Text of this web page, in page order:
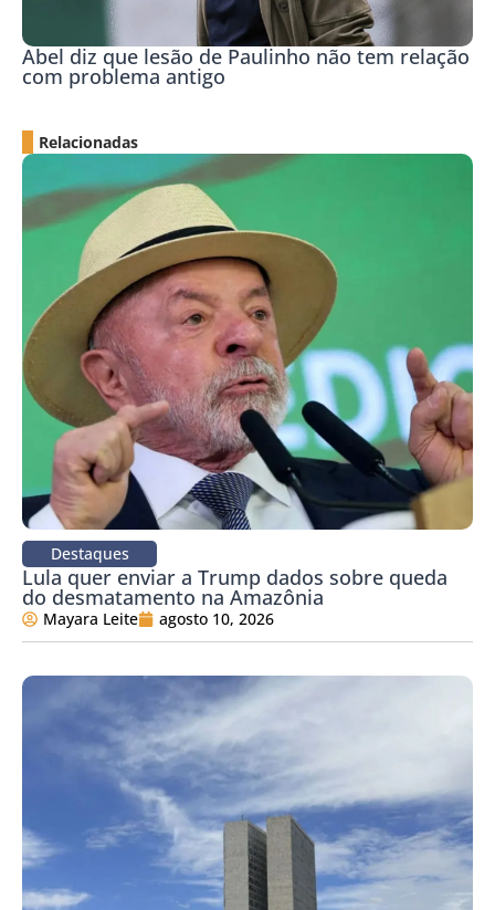
Abel diz que lesão de Paulinho não tem relação
com problema antigo
Relacionadas
Destaques
Lula quer enviar a Trump dados sobre queda
do desmatamento na Amazônia
Mayara Leite agosto 10, 2026